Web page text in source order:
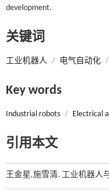
development.
关键词
工业机器人 / 电气自动化 /
Key words
Industrial robots / Electrical
引用本文
王金星,施雪清. 工业机器人